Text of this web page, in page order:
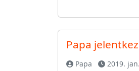
Papa
Papa 2019.